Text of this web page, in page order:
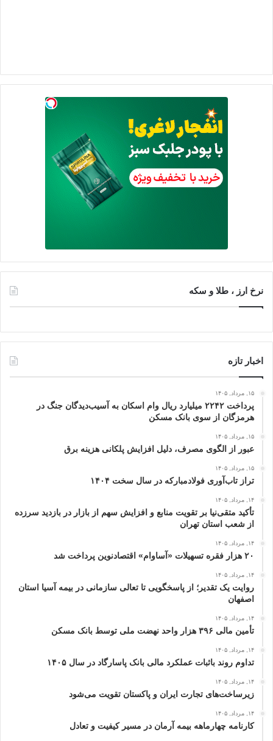
نرخ ارز ، طلا و سکه
اخبار تازه
۱۵, مرداد, ۱۴۰۵
پرداخت ۲۲۴۲ میلیارد ریال وام اسکان به آسیب‌دیدگان جنگ در
هرمزگان از سوی بانک مسکن
۱۵, مرداد, ۱۴۰۵
عبور از الگوی مصرف، دلیل افزایش پلکانی هزینه برق
۱۵, مرداد, ۱۴۰۵
تراز تاب‌آوری فولادمبارکه در سال سخت ۱۴۰۴
۱۴, مرداد, ۱۴۰۵
تأکید متقی‌نیا بر تقویت منابع و افزایش سهم از بازار در بازدید سرزده
از شعب استان تهران
۱۴, مرداد, ۱۴۰۵
۲۰ هزار فقره تسهیلات «آساوام» اقتصادنوین پرداخت شد
۱۴, مرداد, ۱۴۰۵
روایت یک تقدیر؛ از پاسخگویی تا تعالی سازمانی در بیمه آسیا استان
اصفهان
۱۴, مرداد, ۱۴۰۵
تأمین مالی ۳۹۶ هزار واحد نهضت ملی توسط بانک مسکن
۱۴, مرداد, ۱۴۰۵
تداوم روند باثبات عملکرد مالی بانک پاسارگاد در سال ۱۴۰۵
۱۴, مرداد, ۱۴۰۵
زیرساخت‌های تجارت ایران و پاکستان تقویت می‌شود
۱۴, مرداد, ۱۴۰۵
کارنامه چهارماهه بیمه آرمان در مسیر کیفیت و تعادل